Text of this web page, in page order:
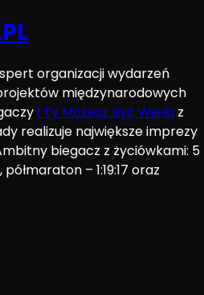
organizacji wydarzeń
międzynarodowych
I Ty Możesz Być Wielki z
realizuje największe imprezy
biegacz z życiówkami: 5
– 1:19:17 oraz